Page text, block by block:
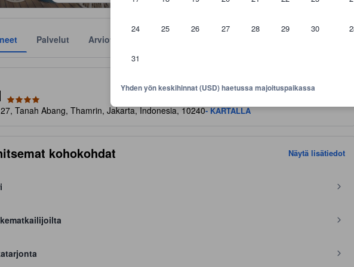
24 25 26 27 28 29 30
31
Yhden yön keskihinnat (USD) haetussa majoituspaikassa
Palvelut Arviot
Tanah Abang, Thamrin, Jakarta, Indonesia, 10240- KARTALLA
kohokohdat Näytä lisätiedot